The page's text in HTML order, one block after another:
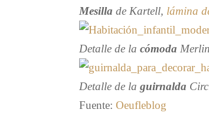
Mesilla de Kartell, lámina
Detalle de lacómoda
Detalle de laguirnalda
Fuente:Oeufleblog